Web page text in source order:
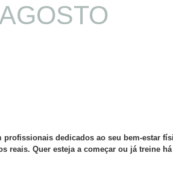
dedicados ao seu bem-estar
Quer esteja a começar ou já treine